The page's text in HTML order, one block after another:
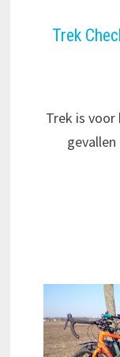
Trek
Trek is voor